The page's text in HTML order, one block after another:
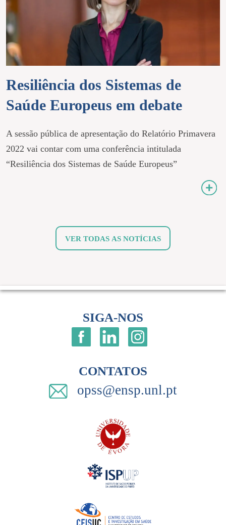
Resiliência dos Sistemas de
Saúde Europeus em debate
A sessão pública de apresentação do Relatório Primavera
2022 vai contar com uma conferência intitulada
“Resiliência dos Sistemas de Saúde Europeus”
VER TODAS AS NOTÍCIAS
SIGA-NOS
CONTATOS
opss@ensp.unl.pt